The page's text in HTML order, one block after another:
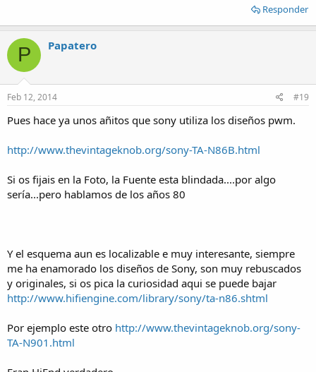
Responder
P Papatero
Feb 12, 2014 #19
Pues hace ya unos añitos que sony utiliza los diseños pwm.
http://www.thevintageknob.org/sony-TA-N86B.html
Si os fijais en la Foto, la Fuente esta blindada....por algo
sería...pero hablamos de los años 80
Y el esquema aun es localizable e muy interesante, siempre
me ha enamorado los diseños de Sony, son muy rebuscados
y originales, si os pica la curiosidad aqui se puede bajar
http://www.hifiengine.com/library/sony/ta-n86.shtml
Por ejemplo este otro http://www.thevintageknob.org/sony-
TA-N901.html